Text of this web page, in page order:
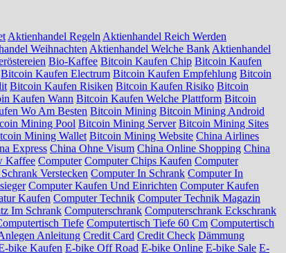
Aktienhandel Regeln Aktienhandel Reich Werden
Weihnachten Aktienhandel Welche Bank Aktienhandel
Bio-Kaffee Bitcoin Kaufen Chip Bitcoin Kaufen
Bitcoin Kaufen Electrum Bitcoin Kaufen Empfehlung Bitcoin
Bitcoin Kaufen Risiken Bitcoin Kaufen Risiko Bitcoin
Kaufen Wann Bitcoin Kaufen Welche Plattform Bitcoin
Wo Am Besten Bitcoin Mining Bitcoin Mining Android
Mining Pool Bitcoin Mining Server Bitcoin Mining Sites
Mining Wallet Bitcoin Mining Website China Airlines
Express China Ohne Visum China Online Shopping China
Kaffee Computer Computer Chips Kaufen Computer
Verstecken Computer In Schrank Computer In
Computer Kaufen Und Einrichten Computer Kaufen
Kaufen Computer Technik Computer Technik Magazin
Im Schrank Computerschrank Computerschrank Eckschrank
Tiefe Computertisch Tiefe 60 Cm Computertisch
Anleitung Credit Card Credit Check Dämmung
bike Kaufen E-bike Off Road E-bike Online E-bike Sale E-